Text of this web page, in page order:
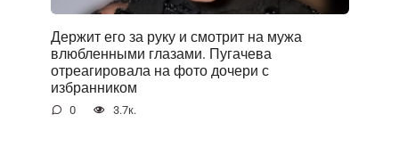
Держит его за руку и смотрит на мужа
влюбленными глазами. Пугачева
отреагировала на фото дочери с
избранником
0 3.7к.